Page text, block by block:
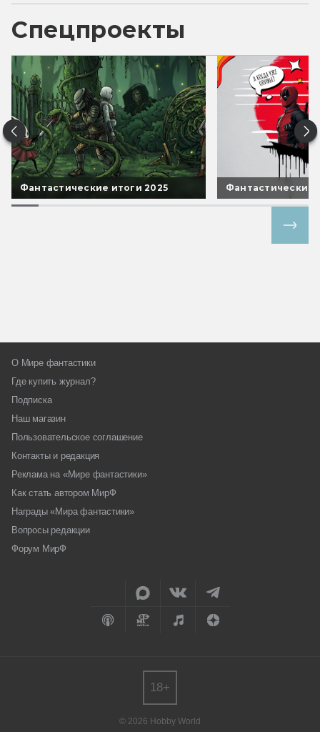
Спецпроекты
Фантастические итоги 2025 Фантастические
О Мире фантастики
Где купить журнал?
Подписка
Наш магазин
Пользовательское соглашение
Контакты и редакция
Реклама на «Мире фантастики»
Как стать автором МирФ
Награды «Мира фантастики»
Вопросы редакции
Форум МирФ
© 2026 Hobby World
18+